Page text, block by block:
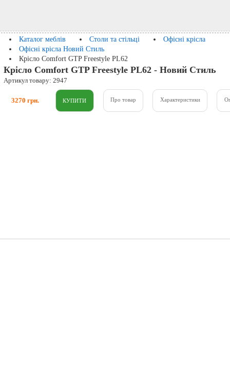
Каталог меблів Столи та стільці
Офісні крісла
Офісні крісла Новий Стиль
Крісло Comfort GTP Freestyle PL62
Крісло Comfort GTP Freestyle PL62 - Новий Стиль
Артикул товару: 2947
3270 грн. Про товар Характеристики